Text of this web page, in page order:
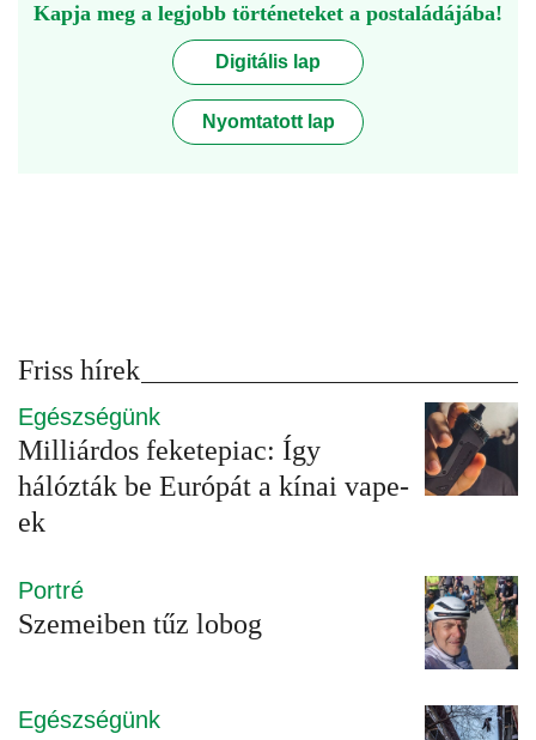
Kapja meg a legjobb történeteket a postaládájába!
Digitális lap
Nyomtatott lap
Friss hírek
Egészségünk
Milliárdos feketepiac: Így
hálózták be Európát a kínai vape-
ek
Portré
Szemeiben tűz lobog
Egészségünk